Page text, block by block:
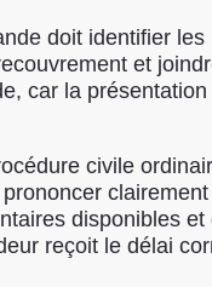
doit identifier
et
car la
civile
disponibles
reçoit le délai